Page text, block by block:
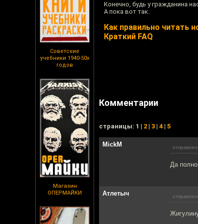
Советские
учебники 1940-50х
годов
Магазин
ОПЕРМАЙКИ
Конечно, будь у гражданина
А пока вот так.
Как правильно читать
Краткий FAQ
Комментарии
cтраницы: 1 | 2 | 3 | 4 | 5
MickM
Да полно
Атлетыч